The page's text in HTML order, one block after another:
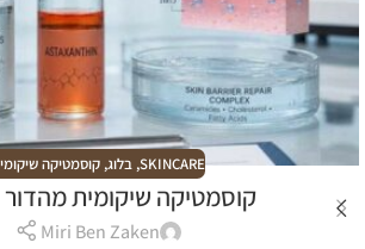
SKINCARE
, בלוג, קוסמטיקה
קוסמטיקה שיקומית
Miri Ben Zaken